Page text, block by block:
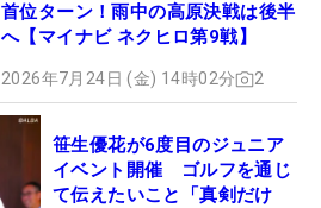
首位ターン！雨中の高原決戦は後半
へ【マイナビ ネクヒロ第9戦】
2026年7月24日 (金) 14時02分 2
笹生優花が6度目のジュニア
イベント開催 ゴルフを通じ
て伝えたいこと「真剣だけ